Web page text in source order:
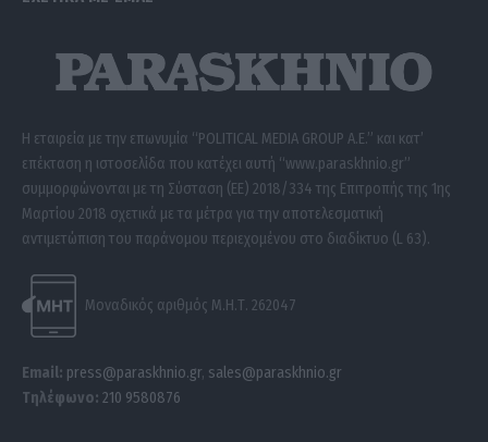
Η εταιρεία με την επωνυμία “POLITICAL MEDIA GROUP A.E.” και κατ’
επέκταση η ιστοσελίδα που κατέχει αυτή “www.paraskhnio.gr”
συμμορφώνονται με τη Σύσταση (ΕΕ) 2018/334 της Επιτροπής της 1ης
Μαρτίου 2018 σχετικά με τα μέτρα για την αποτελεσματική
αντιμετώπιση του παράνομου περιεχομένου στο διαδίκτυο (L 63).
Μοναδικός αριθμός Μ.Η.Τ. 262047
Email: press@paraskhnio.gr, sales@paraskhnio.gr
Τηλέφωνο: 210 9580876